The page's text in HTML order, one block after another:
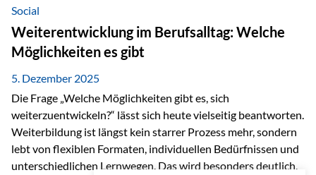
50 Versicherungsgesellschaften in insgesamt 30 Ländern
verbindet sie regionale Stärke mit internationaler
Kompetenz.
Social
Weiterentwicklung im Berufsalltag: Welche
Möglichkeiten es gibt
5. Dezember 2025
Die Frage „Welche Möglichkeiten gibt es, sich
weiterzuentwickeln?“ lässt sich heute vielseitig beantworten.
Weiterbildung ist längst kein starrer Prozess mehr, sondern
lebt von flexiblen Formaten, individuellen Bedürfnissen und
unterschiedlichen Lernwegen. Das wird besonders deutlich,